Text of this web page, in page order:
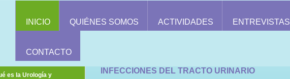
INICIO QUIÉNES SOMOS ACTIVIDADES ENTREVISTAS
CONTACTO
es la Urología y
INFECCIONES DEL TRACTO URINARIO